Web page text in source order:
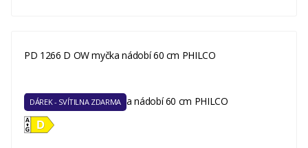
PD 1266 D OW myčka nádobí 60 cm PHILCO
DÁREK - SVÍTILNA ZDARMA